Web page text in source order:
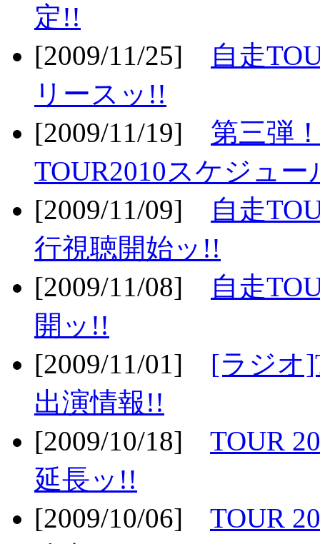
定!!
[2009/11/25]
自走
リースッ!!
[2009/11/19] 第三弾
TOUR2010スケジュー
[2009/11/09]
自走
行視聴開始ッ!!
[2009/11/08]
自走
開ッ!!
[2009/11/01] [ラジオ
出演情報!!
[2009/10/18] TOUR
延長ッ!!
[2009/10/06] TOUR